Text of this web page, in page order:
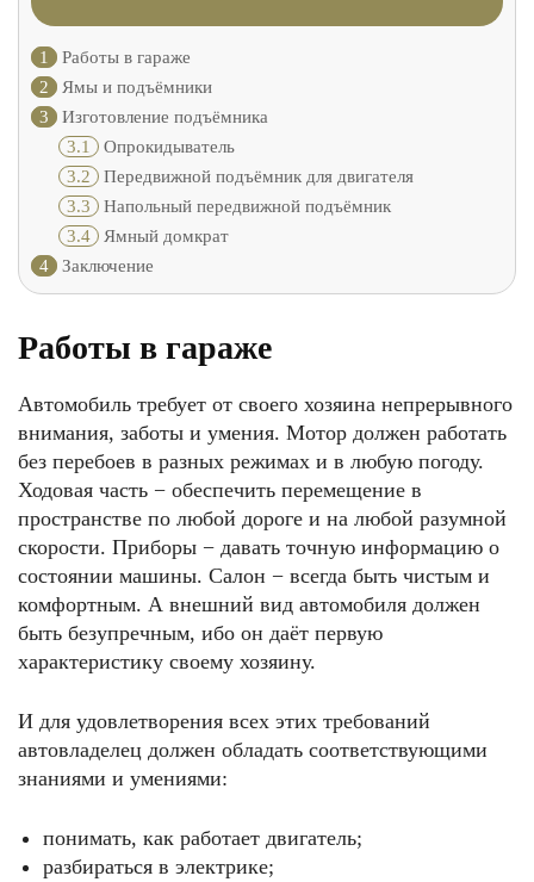
1
Работы в гараже
2
Ямы и подъёмники
3
Изготовление подъёмника
3.1 Опрокидыватель
3.2 Передвижной подъёмник для двигателя
3.3 Напольный передвижной подъёмник
3.4 Ямный домкрат
4
Заключение
Работы в гараже
Автомобиль требует от своего хозяина непрерывного
внимания, заботы и умения. Мотор должен работать
без перебоев в разных режимах и в любую погоду.
Ходовая часть − обеспечить перемещение в
пространстве по любой дороге и на любой разумной
скорости. Приборы − давать точную информацию о
состоянии машины. Салон − всегда быть чистым и
комфортным. А внешний вид автомобиля должен
быть безупречным, ибо он даёт первую
характеристику своему хозяину.
И для удовлетворения всех этих требований
автовладелец должен обладать соответствующими
знаниями и умениями:
понимать, как работает двигатель;
разбираться в электрике;